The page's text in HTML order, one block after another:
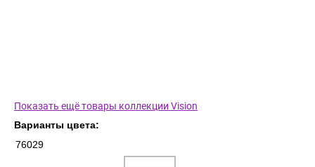
Показать ещё товары коллекции Vision
Варианты цвета:
76029